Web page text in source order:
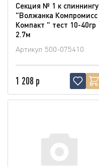
Секция № 1 к спиннингу
"Волжанка Компромисс
Компакт " тест 10-40гр
2.7м
Артикул 500-075410
1 208 р